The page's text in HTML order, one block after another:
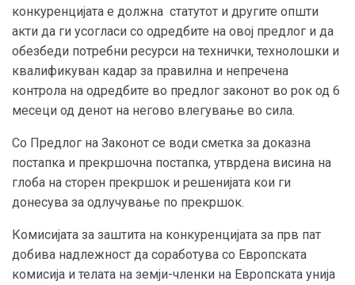
конкуренцијата е должна статутот и другите општи
акти да ги усогласи со одредбите на овој предлог и да
обезбеди потребни ресурси на технички, технолошки и
квалификуван кадар за правилна и непречена
контрола на одредбите во предлог законот во рок од 6
месеци од денот на негово влегување во сила.
Со Предлог на Законот се води сметка за доказна
постапка и прекршочна постапка, утврдена висина на
глоба на сторен прекршок и решенијата кои ги
донесува за одлучување по прекршок.
Комисијата за заштита на конкуренцијата за прв пат
добива надлежност да соработува со Европската
комисија и телата на земји-членки на Европската унија